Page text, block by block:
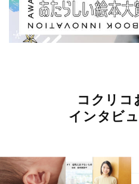
コクリコ
インタビ